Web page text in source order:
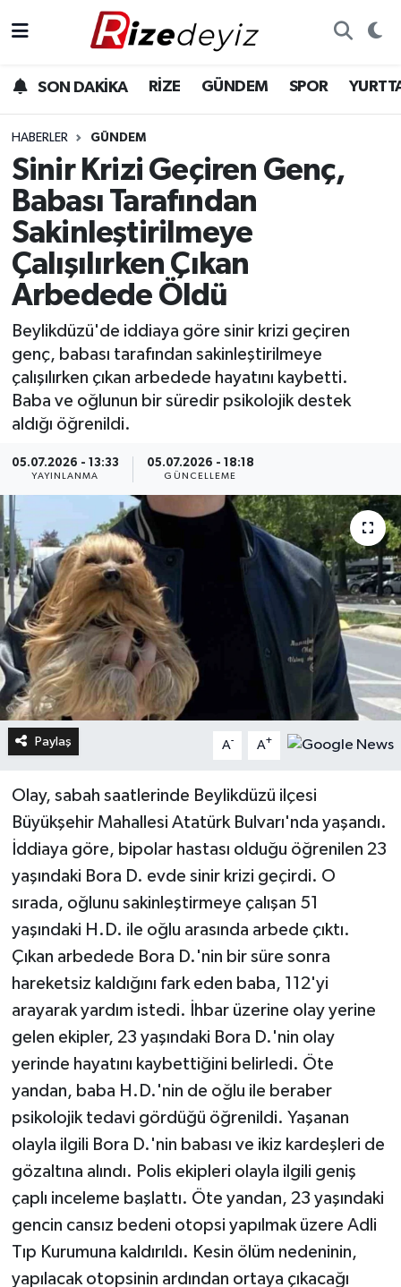
SON DAKİKA RİZE GÜNDEM SPOR
HABERLER GÜNDEM
Sinir Krizi Geçiren Genç,
Babası Tarafından
Sakinleştirilmeye
Çalışılırken Çıkan
Arbedede Öldü
Beylikdüzü'de iddiaya göre sinir krizi geçiren
genç, babası tarafından sakinleştirilmeye
çalışılırken çıkan arbedede hayatını kaybetti.
Baba ve oğlunun bir süredir psikolojik destek
aldığı öğrenildi.
05.07.2026 - 13:33
YAYINLANMA
05.07.2026 - 18:18
GÜNCELLEME
Paylaş A- A+
Olay, sabah saatlerinde Beylikdüzü ilçesi
Büyükşehir Mahallesi Atatürk Bulvarı'nda yaşandı.
İddiaya göre, bipolar hastası olduğu öğrenilen 23
yaşındaki Bora D. evde sinir krizi geçirdi. O
sırada, oğlunu sakinleştirmeye çalışan 51
yaşındaki H.D. ile oğlu arasında arbede çıktı.
Çıkan arbedede Bora D.'nin bir süre sonra
hareketsiz kaldığını fark eden baba, 112'yi
arayarak yardım istedi. İhbar üzerine olay yerine
gelen ekipler, 23 yaşındaki Bora D.'nin olay
yerinde hayatını kaybettiğini belirledi. Öte
yandan, baba H.D.'nin de oğlu ile beraber
psikolojik tedavi gördüğü öğrenildi. Yaşanan
olayla ilgili Bora D.'nin babası ve ikiz kardeşleri de
gözaltına alındı. Polis ekipleri olayla ilgili geniş
çaplı inceleme başlattı. Öte yandan, 23 yaşındaki
gencin cansız bedeni otopsi yapılmak üzere Adli
Tıp Kurumuna kaldırıldı. Kesin ölüm nedeninin,
yapılacak otopsinin ardından ortaya çıkacağı
Gündem
Yurttan Haberler
Ekonomi
Teknoloji
Sağlık
Rize Hava Durumu
Rize Trafik Yoğunluk Haritası
Süper Lig Puan Durumu ve Fikstür
Tüm Manşetler
Son Dakika Haberleri
Haber Arşivi